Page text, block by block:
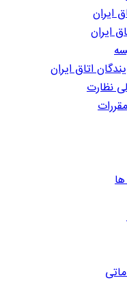
ایران
ایران
اتاق ایران
نظارت